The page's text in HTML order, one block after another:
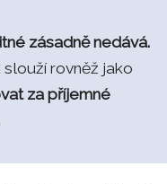
zásadně nedává.
rovněž jako
za příjemné